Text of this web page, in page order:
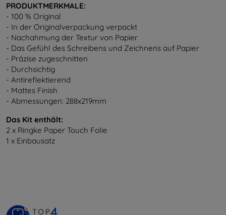
PRODUKTMERKMALE:
- 100 % Original
- In der Originalverpackung verpackt
- Nachahmung der Textur von Papier
- Das Gefühl des Schreibens und Zeichnens auf Papier
- Präzise zugeschnitten
- Durchsichtig
- Antireflektierend
- Mattes Finish
- Abmessungen: 288x219mm
Das Kit enthält:
2 x Ringke Paper Touch Folie
1 x Einbausatz